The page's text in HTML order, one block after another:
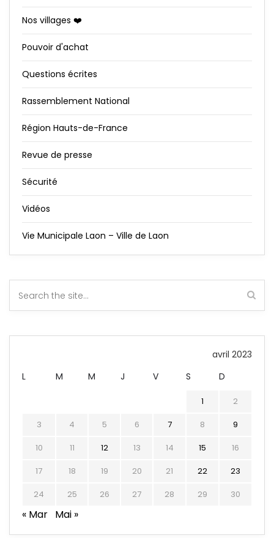
Nos villages ❤️
Pouvoir d'achat
Questions écrites
Rassemblement National
Région Hauts-de-France
Revue de presse
Sécurité
Vidéos
Vie Municipale Laon – Ville de Laon
avril 2023
L
M M J V S D
1
2
3
4 5 6 7 8
9
10
11 12 13 14 15
16
17
18 19 20 21 22
23
24
25 26 27 28 29 30
« Mar Mai »